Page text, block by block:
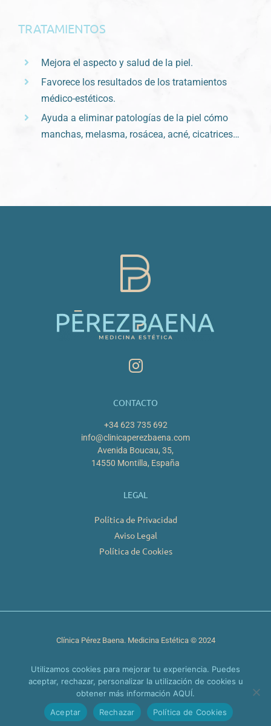
TRATAMIENTOS
Mejora el aspecto y salud de la piel.
Favorece los resultados de los tratamientos
médico-estéticos.
Ayuda a eliminar patologías de la piel cómo
manchas, melasma, rosácea, acné, cicatrices…
CONTACTO
+34 623 735 692
info@clinicaperezbaena.com
Avenida Boucau, 35,
14550 Montilla, España
LEGAL
Política de Privacidad
Aviso Legal
Política de Cookies
Clínica Pérez Baena. Medicina Estética © 2024
Utilizamos cookies para mejorar tu experiencia. Puedes
aceptar, rechazar, personalizar la utilización de cookies u
obtener más información AQUÍ.
Aceptar
Rechazar Política de Cookies